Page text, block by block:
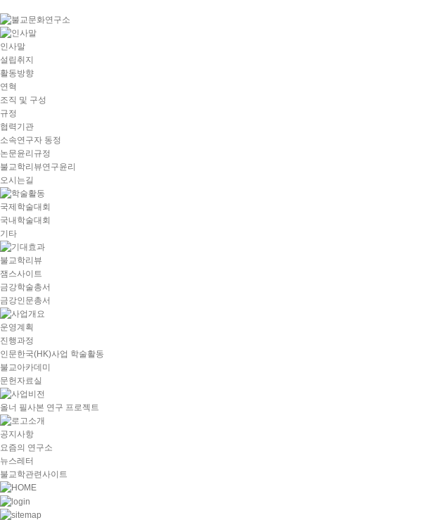
Local
Navigation
goto
Service
goto
copyright
인사말
설립취지
활동방향
연혁
조직 및 구성
규정
협력기관
소속연구자 동정
논문윤리규정
불교학리뷰연구윤리
오시는길
국제학술대회
국내학술대회
기타
불교학리뷰
잼스사이트
금강학술총서
금강인문총서
운영계획
진행과정
인문한국(HK)사업 학술활동
불교아카데미
문헌자료실
올너 필사본 연구 프로젝트
공지사항
요즘의 연구소
뉴스레터
불교학관련사이트